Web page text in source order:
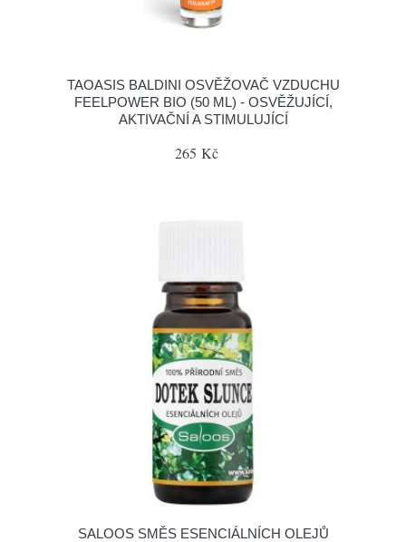
TAOASIS BALDINI OSVĚŽOVAČ VZDUCHU
FEELPOWER BIO (50 ML) - OSVĚŽUJÍCÍ,
AKTIVAČNÍ A STIMULUJÍCÍ
265 Kč
SALOOS SMĚS ESENCIÁLNÍCH OLEJŮ